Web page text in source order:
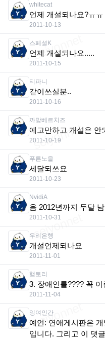
whitecat
언제 개설되나요?ㅠㅠ
2011-10-13
스페셜K
언제 개설되나요.....
2011-10-15
티파니
같이쓰실분..
2011-10-16
까망베르치즈
예고만하고 개설은 안
2011-10-19
푸른노을
세달되쓰요
2011-10-23
NvidiA
음 2012년까지 두달
2011-10-31
우리은행
개설언제되나요
2011-11-01
햄토리
3. 장애인를???? 꼭
2011-11-04
잉여인간
예언: 연애게시판은
입니다. 그리고 이 댓